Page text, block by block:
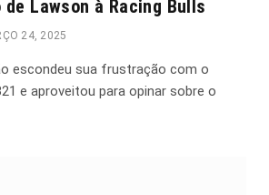
Lawson à Racing Bulls
24, 2025
escondeu sua frustração com o
e aproveitou para opinar sobre o